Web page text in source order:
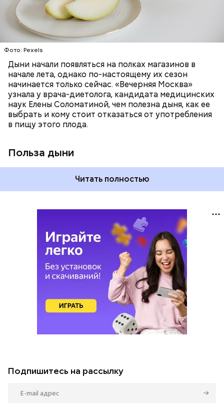
Фото: Pexels
Дыни начали появляться на полках магазинов в
начале лета, однако по-настоящему их сезон
начинается только сейчас. «Вечерняя Москва»
узнала у врача-диетолога, кандидата медицинских
наук Елены Соломатиной, чем полезна дыня, как ее
выбрать и кому стоит отказаться от употребления
в пищу этого плода.
Польза дыни
лютеин и зеаксантин — эти каротиноиды
отлично поддерживают наше зрение;
калий — оказывает мочегонное действие,
поддерживает сердечно-сосудистую
систему и предотвращает скачки давления;
магний — помогает калию и не дает сосудам
спазмироваться.
Читать полностью
ОВОЩИ
ЛЕТО ФРУКТЫ
Подпишитесь на рассылку